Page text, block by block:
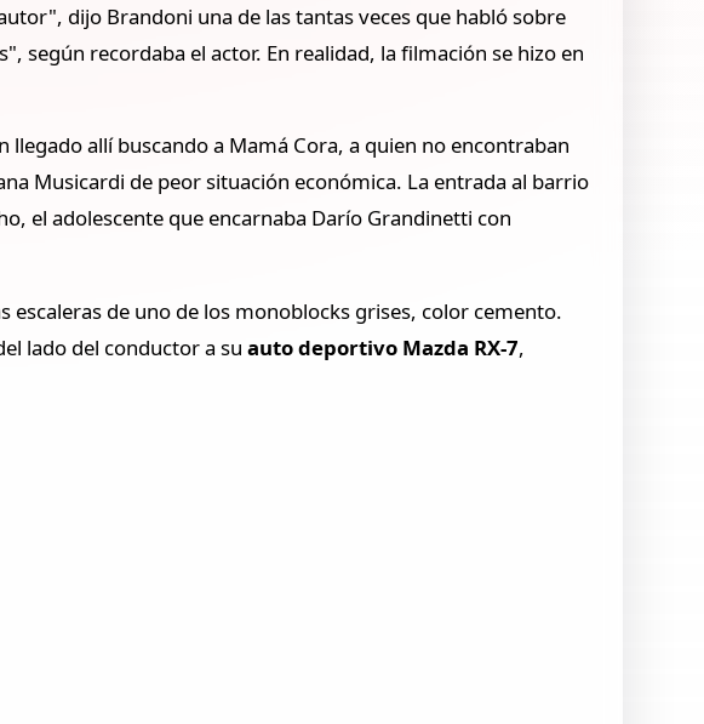
dijo Brandoni una de las tantas veces que habló sobre
según recordaba el actor. En realidad, la filmación se hizo en
allí buscando a Mamá Cora, a quien no encontraban
Musicardi de peor situación económica. La entrada al barrio
el adolescente que encarnaba Darío Grandinetti con
escaleras de uno de los monoblocks grises, color cemento.
lado del conductor a suauto deportivo Mazda RX-7,